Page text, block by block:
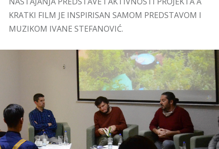
KRATKI FILM JE INSPIRISAN SAMOM PREDSTAVOM I
MUZIKOM IVANE STEFANOVIĆ.